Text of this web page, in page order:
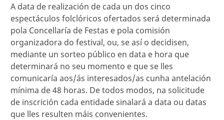
A data de realización de cada un dos cinco
espectáculos folclóricos ofertados será determinada
pola Concellaría de Festas e pola comisión
organizadora do festival, ou, se así o decidisen,
mediante un sorteo público en data e hora que
determinará no seu momento e que se lles
comunicaría aos/ás interesados/as cunha antelación
mínima de 48 horas. De todos modos, na solicitude
de inscrición cada entidade sinalará a data ou datas
que lles resulten máis convenientes.